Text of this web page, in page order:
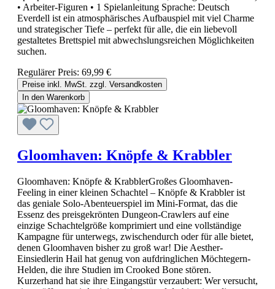
• Arbeiter-Figuren • 1 Spielanleitung Sprache: Deutsch
Everdell ist ein atmosphärisches Aufbauspiel mit viel Charme
und strategischer Tiefe – perfekt für alle, die ein liebevoll
gestaltetes Brettspiel mit abwechslungsreichen Möglichkeiten
suchen.
Regulärer Preis: 69,99 €
Preise inkl. MwSt. zzgl. Versandkosten
In den Warenkorb
Gloomhaven: Knöpfe & Krabbler
Gloomhaven: Knöpfe & KrabblerGroßes Gloomhaven-
Feeling in einer kleinen Schachtel – Knöpfe & Krabbler ist
das geniale Solo-Abenteuerspiel im Mini-Format, das die
Essenz des preisgekrönten Dungeon-Crawlers auf eine
einzige Schachtelgröße komprimiert und eine vollständige
Kampagne für unterwegs, zwischendurch oder für alle bietet,
denen Gloomhaven bisher zu groß war! Die Aesther-
Einsiedlerin Hail hat genug von aufdringlichen Möchtegern-
Helden, die ihre Studien im Crooked Bone stören.
Kurzerhand hat sie ihre Eingangstür verzaubert: Wer versucht,